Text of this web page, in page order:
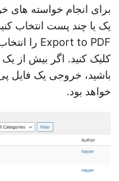
برای انجام خواسته های
یک یا چند پست انتخاب
کلیک کنید. اگر بیش از
باشید، خروجی یک فایل
خواهد بود.